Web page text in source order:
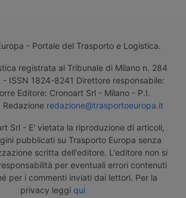
- Portale del Trasporto e Logistica.
registrata al Tribunale di Milano n. 284
ISSN 1824-8241 Direttore responsabile:
Editore: Cronoart Srl - Milano - P.I.
redazione@trasportoeuropa.it
Srl - E' vietata la riproduzione di articoli,
pubblicati su Trasporto Europa senza
scritta dell'editore. L'editore non si
per eventuali errori contenuti
per i commenti inviati dai lettori. Per la
privacy leggi qui